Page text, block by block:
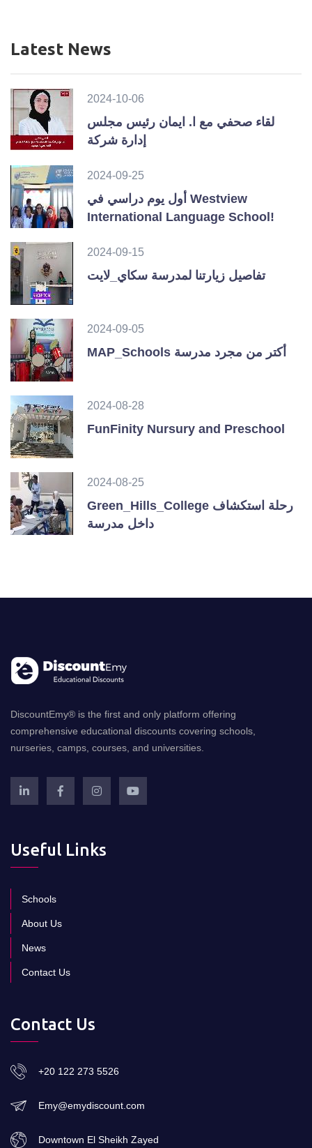
Latest News
2024-10-06
لقاء صحفي مع ا. ايمان رئيس مجلس
إدارة شركة
2024-09-25
أول يوم دراسي في Westview
International Language School!
2024-09-15
تفاصيل زيارتنا لمدرسة سكاي_لايت
2024-09-05
MAP_Schools أكتر من مجرد مدرسة
2024-08-28
FunFinity Nursury and Preschool
2024-08-25
Green_Hills_College رحلة استكشاف
داخل مدرسة
DiscountEmy® is the first and only platform offering
comprehensive educational discounts covering schools,
nurseries, camps, courses, and universities.
Useful Links
Schools
About Us
News
Contact Us
Contact Us
+20 122 273 5526
Emy@emydiscount.com
Downtown El Sheikh Zayed